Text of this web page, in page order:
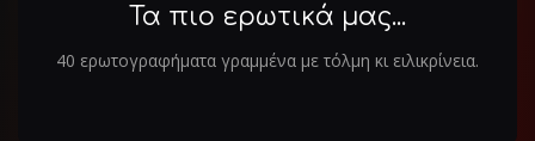
Τα πιο ερωτικά μας...
40 ερωτογραφήματα γραμμένα με τόλμη κι ειλικρίνεια.